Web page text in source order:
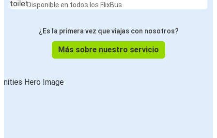
Disponible en todos los FlixBus
¿Es la primera vez que viajas con nosotros?
Más sobre nuestro servicio